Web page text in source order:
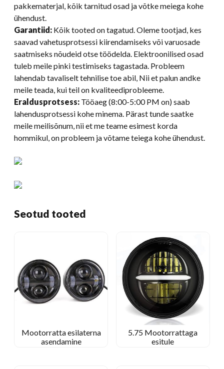
pakkematerjal, kõik tarnitud osad ja võtke meiega kohe
ühendust.
Garantiid: Kõik tooted on tagatud. Oleme tootjad, kes
saavad vahetusprotsessi kiirendamiseks või varuosade
saatmiseks nõudeid otse töödelda. Elektroonilised osad
tuleb meile pinki testimiseks tagastada. Probleem
lahendab tavaliselt tehnilise toe abil, Nii et palun andke
meile teada, kui teil on kvaliteediprobleeme.
Eraldusprotsess: Tööaeg (8:00-5:00 PM on) saab
lahendusprotsessi kohe minema. Pärast tunde saatke
meile meilisõnum, nii et me teame esimest korda
hommikul, on probleem ja võtame teiega kohe ühendust.
Seotud tooted
Mootorratta esilaterna
asendamine
5.75 Mootorrattaga
esitule